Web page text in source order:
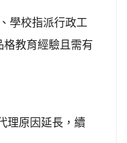
學校指派行政工
教育經驗且需有
理原因延長，續